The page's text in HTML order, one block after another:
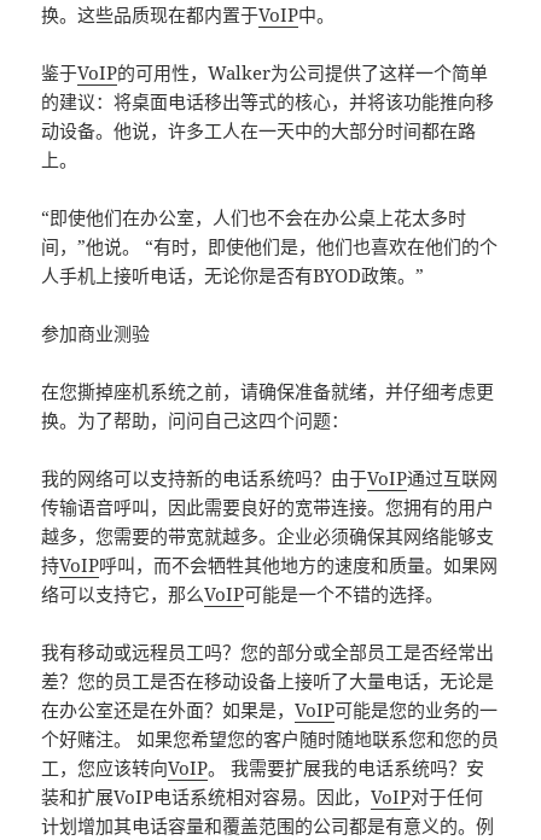
换。这些品质现在都内置于VoIP中。
鉴于VoIP的可用性，Walker为公司提供了这样一个简单
的建议：将桌面电话移出等式的核心，并将该功能推向移
动设备。他说，许多工人在一天中的大部分时间都在路
上。
“即使他们在办公室，人们也不会在办公桌上花太多时
间，”他说。 “有时，即使他们是，他们也喜欢在他们的个
人手机上接听电话，无论你是否有BYOD政策。”
参加商业测验
在您撕掉座机系统之前，请确保准备就绪，并仔细考虑更
换。为了帮助，问问自己这四个问题：
我的网络可以支持新的电话系统吗？由于VoIP通过互联网
传输语音呼叫，因此需要良好的宽带连接。您拥有的用户
越多，您需要的带宽就越多。企业必须确保其网络能够支
持VoIP呼叫，而不会牺牲其他地方的速度和质量。如果网
络可以支持它，那么VoIP可能是一个不错的选择。
我有移动或远程员工吗？您的部分或全部员工是否经常出
差？您的员工是否在移动设备上接听了大量电话，无论是
在办公室还是在外面？如果是，VoIP可能是您的业务的一
个好赌注。 如果您希望您的客户随时随地联系您和您的员
工，您应该转向VoIP。 我需要扩展我的电话系统吗？安
装和扩展VoIP电话系统相对容易。因此，VoIP对于任何
计划增加其电话容量和覆盖范围的公司都是有意义的。例